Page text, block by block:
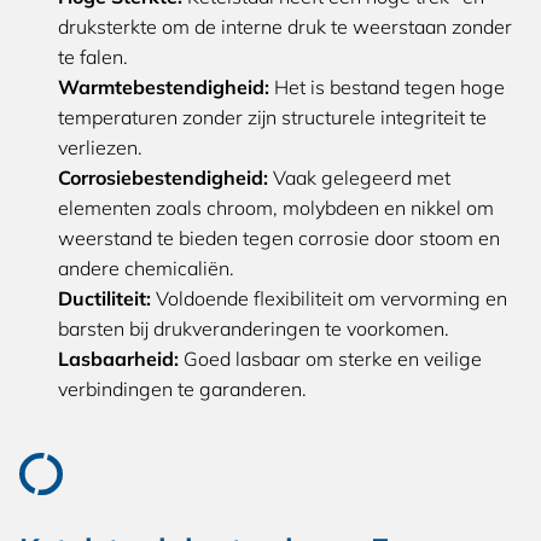
druksterkte om de interne druk te weerstaan zonder
te falen.
Warmtebestendigheid: Het is bestand tegen hoge
temperaturen zonder zijn structurele integriteit te
verliezen.
Corrosiebestendigheid: Vaak gelegeerd met
elementen zoals chroom, molybdeen en nikkel om
weerstand te bieden tegen corrosie door stoom en
andere chemicaliën.
Ductiliteit: Voldoende flexibiliteit om vervorming en
barsten bij drukveranderingen te voorkomen.
Lasbaarheid: Goed lasbaar om sterke en veilige
verbindingen te garanderen.